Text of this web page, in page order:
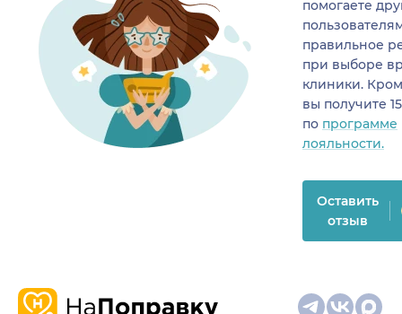
помогаете
правильное
при выборе
клиники.
вы получите
по программе
лояльности.
Оставить
отзыв